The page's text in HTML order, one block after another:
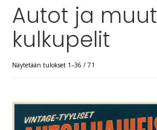
Autot ja muut
kulkupelit
Näytetään tulokset 1–36 / 71